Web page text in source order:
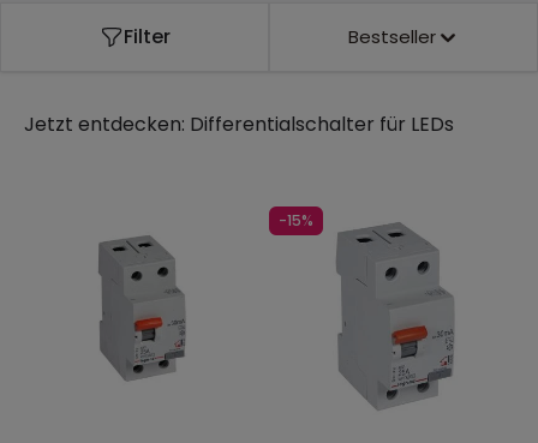
LEGRAND Differentialschalter für Haushalts- und
entwickelt wurden. Entdecken Sie professionelle
Filter Bestseller
Jetzt entdecken: Differentialschalter für LEDs
-15%